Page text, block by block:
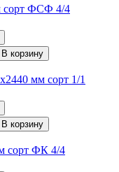
сорт ФСФ 4/4
В корзину
мм сорт 1/1
В корзину
сорт ФК 4/4